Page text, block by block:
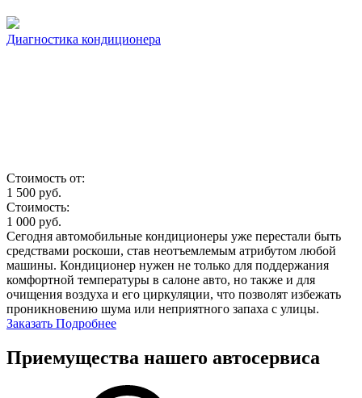
Диагностика кондиционера
Стоимость от:
1 500 руб.
Стоимость:
1 000 руб.
Сегодня автомобильные кондиционеры уже перестали быть
средствами роскоши, став неотъемлемым атрибутом любой
машины. Кондиционер нужен не только для поддержания
комфортной температуры в салоне авто, но также и для
очищения воздуха и его циркуляции, что позволят избежать
проникновению шума или неприятного запаха с улицы.
Заказать Подробнее
Приемущества нашего автосервиса